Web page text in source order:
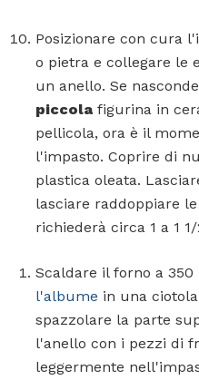
Posizionare con cura
o pietra e collegare le
un anello. Se
piccolafigurina in
pellicola, ora è il
l'impasto. Coprire di
plastica oleata.
lasciare raddoppiare
richiederà circa 1 a 1
Scaldare il forno a 350
l'albume in una
spazzolare la parte
l'anello con i pezzi di
leggermente